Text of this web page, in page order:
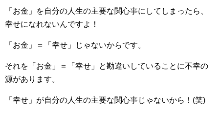
「お金」を自分の人生の主要な関心事にしてしまったら、
幸せになれないんですよ！
「お金」＝「幸せ」じゃないからです。
それを「お金」＝「幸せ」と勘違いしていることに不幸の
源があります。
「幸せ」が自分の人生の主要な関心事じゃないから！(笑)